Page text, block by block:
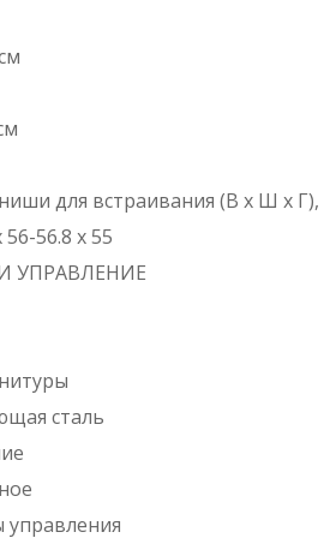
для встраивания (В х Ш х Г),
56-56.8 х 55
УПРАВЛЕНИЕ
сталь